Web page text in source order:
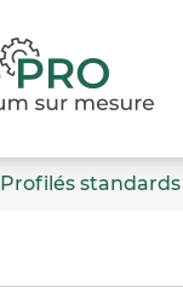
Profilés standards